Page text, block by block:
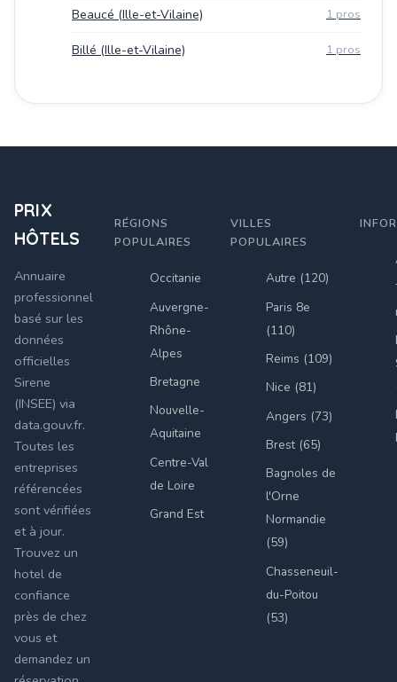
Beaucé (Ille-et-Vilaine) 1 pros
Billé (Ille-et-Vilaine) 1 pros
PRIX
HÔTELS
Annuaire
professionnel
basé sur les
données
officielles
Sirene
(INSEE) via
data.gouv.fr.
Toutes les
entreprises
référencées
sont vérifiées
et à jour.
Trouvez un
hotel de
confiance
près de chez
vous et
demandez un
RÉGIONS
POPULAIRES
Occitanie
Auvergne-
Rhône-
Alpes
Bretagne
Nouvelle-
Aquitaine
Centre-Val
de Loire
Grand Est
VILLES
POPULAIRES
Autre (120)
Paris 8e
(110)
Reims (109)
Nice (81)
Angers (73)
Brest (65)
Bagnoles de
l'Orne
Normandie
(59)
Chasseneuil-
du-Poitou
(53)